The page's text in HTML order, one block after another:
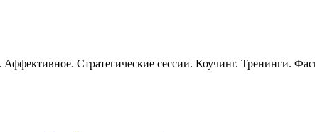
Стратегические сессии. Коучинг. Тренинги.